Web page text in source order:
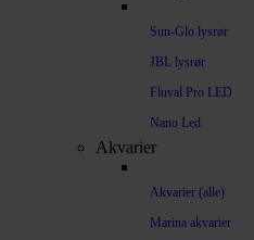
Sun-Glo lysrør
JBL lysrør
Fluval Pro LED
Nano Led
Akvarier
Akvarier (alle)
Marina akvarier